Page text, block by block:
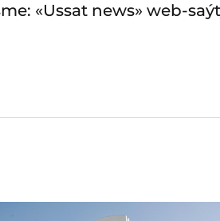
«Ussat news» web-